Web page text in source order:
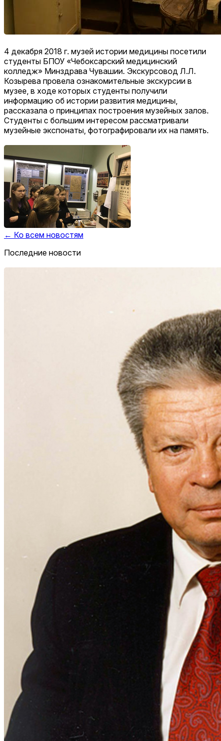
4 декабря 2018 г. музей истории медицины посетили
студенты БПОУ «Чебоксарский медицинский
колледж» Минздрава Чувашии. Экскурсовод Л.Л.
Козырева провела ознакомительные экскурсии в
музее, в ходе которых студенты получили
информацию об истории развития медицины,
рассказала о принципах построения музейных залов.
Студенты с большим интересом рассматривали
музейные экспонаты, фотографировали их на память.
← Ко всем новостям
Последние новости